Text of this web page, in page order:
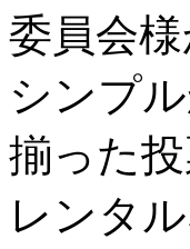
委員会
シンプ
揃った
レンタ